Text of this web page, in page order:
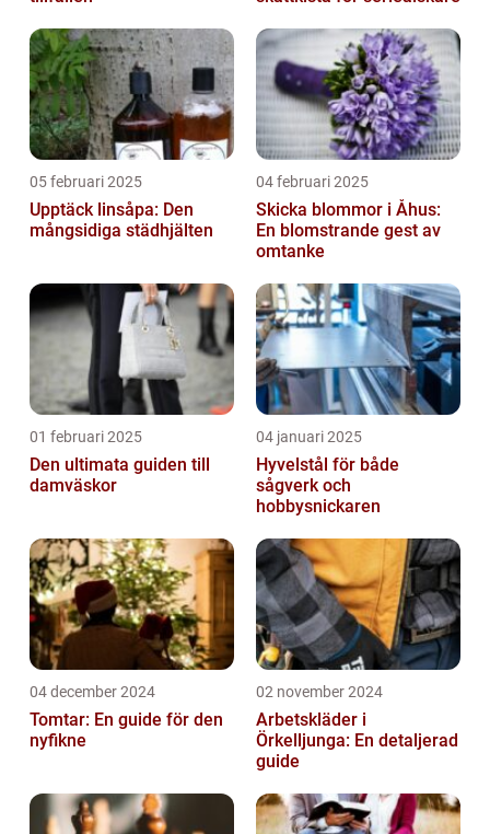
05 februari 2025
Upptäck linsåpa: Den
mångsidiga städhjälten
04 februari 2025
Skicka blommor i Åhus:
En blomstrande gest av
omtanke
01 februari 2025
Den ultimata guiden till
damväskor
04 januari 2025
Hyvelstål för både
sågverk och
hobbysnickaren
04 december 2024
Tomtar: En guide för den
nyfikne
02 november 2024
Arbetskläder i
Örkelljunga: En detaljerad
guide